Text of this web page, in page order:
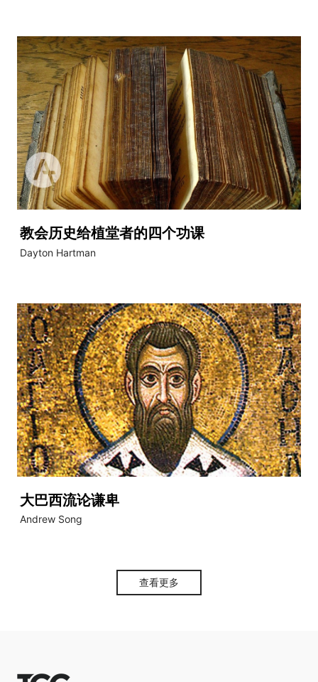
教会历史给植堂者的四个功课
Dayton Hartman
大巴西流论谦卑
Andrew Song
查看更多